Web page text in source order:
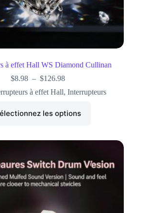
à effet Hall WS Diamond Cullinan
$8.98 – $126.98
à effet Hall,Interrupteurs
les options